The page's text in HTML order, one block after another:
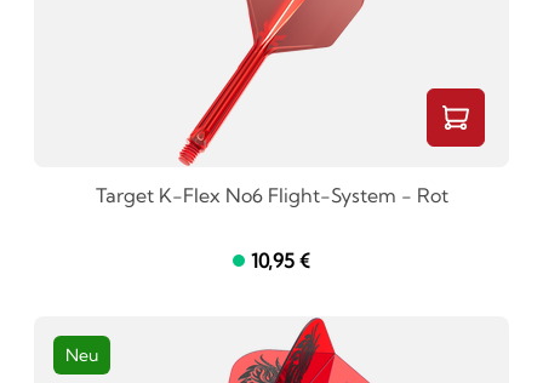
Target K-Flex No6 Flight-System - Rot
10,95 €
Neu